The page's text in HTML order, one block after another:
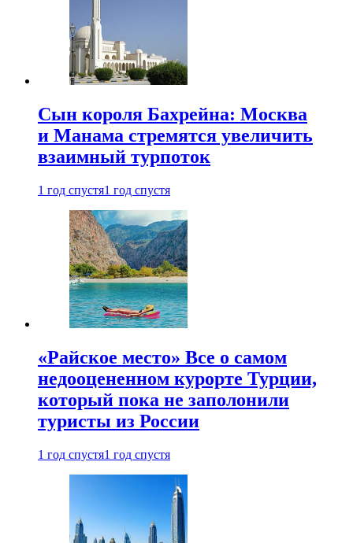
Сын короля Бахрейна: Москва
и Манама стремятся увеличить
взаимный турпоток
1 год спустя1 год спустя
«Райское место» Все о самом
недооцененном курорте Турции,
который пока не заполонили
туристы из России
1 год спустя1 год спустя